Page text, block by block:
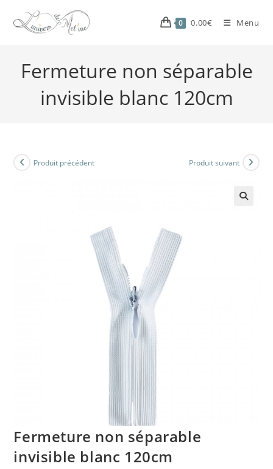
0 0.00€ Menu
Fermeture non séparable
invisible blanc 120cm
Produit précédent Produit suivant
Fermeture non séparable
invisible blanc 120cm